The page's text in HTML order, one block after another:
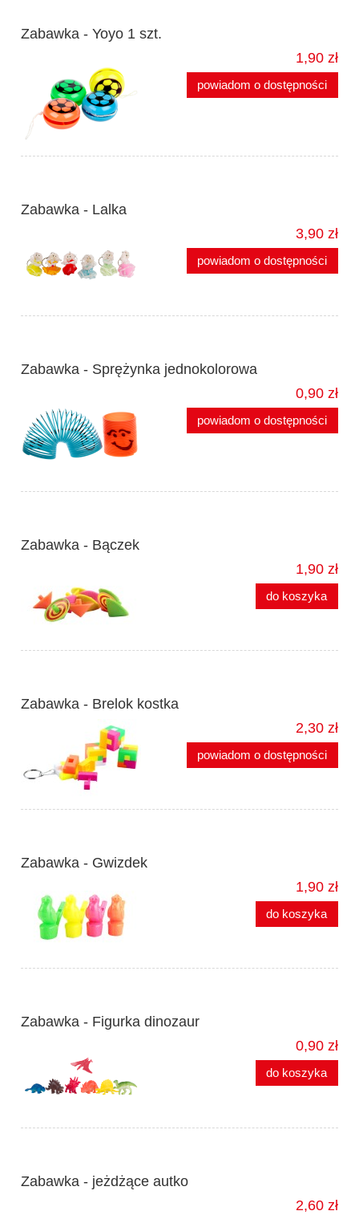
Zabawka - Yoyo 1 szt.
1,90 zł
powiadom o dostępności
Zabawka - Lalka
3,90 zł
powiadom o dostępności
Zabawka - Sprężynka jednokolorowa
0,90 zł
powiadom o dostępności
Zabawka - Bączek
1,90 zł
do koszyka
Zabawka - Brelok kostka
2,30 zł
powiadom o dostępności
Zabawka - Gwizdek
1,90 zł
do koszyka
Zabawka - Figurka dinozaur
0,90 zł
do koszyka
Zabawka - jeżdżące autko
2,60 zł